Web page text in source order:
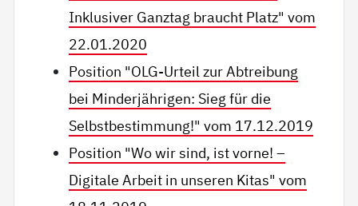
Inklusiver Ganztag braucht Platz" vom
22.01.2020
Position "OLG-Urteil zur Abtreibung
bei Minderjährigen: Sieg für die
Selbstbestimmung!" vom 17.12.2019
Position "Wo wir sind, ist vorne! –
Digitale Arbeit in unseren Kitas" vom